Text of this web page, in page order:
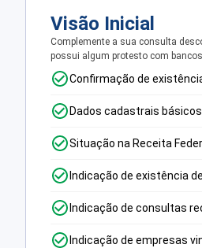
Visão Inicial
Complemente a sua consulta
possui algum protesto com
Confirmação de
Dados cadastrais básicos
Situação na Receita
Indicação de existência
Indicação de consultas
Indicação de empresas